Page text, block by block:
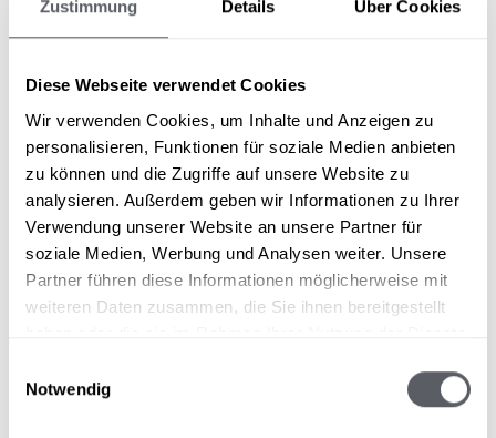
Zustimmung Details Über Cookies
Diese Webseite verwendet Cookies
Wir verwenden Cookies, um Inhalte und Anzeigen zu
personalisieren, Funktionen für soziale Medien anbieten
zu können und die Zugriffe auf unsere Website zu
analysieren. Außerdem geben wir Informationen zu Ihrer
Verwendung unserer Website an unsere Partner für
soziale Medien, Werbung und Analysen weiter. Unsere
Partner führen diese Informationen möglicherweise mit
weiteren Daten zusammen, die Sie ihnen bereitgestellt
Notwendig